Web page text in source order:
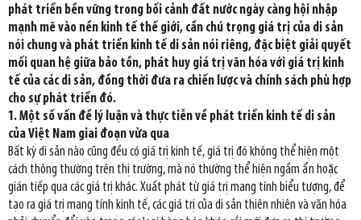
phát triển bền vững trong bối cảnh đất nước ngày càng hội nhập
mạnh mẽ vào nền kinh tế thế giới, cần chú trọng giá trị của di sản
nói chung và phát triển kinh tế di sản nói riêng, đặc biệt giải quyết
mối quan hệ giữa bảo tồn, phát huy giá trị văn hóa với giá trị kinh
tế của các di sản, đồng thời đưa ra chiến lược và chính sách phù hợp
cho sự phát triển đó.
1. Một số vấn đề lý luận và thực tiễn về phát triển kinh tế di sản
của Việt Nam giai đoạn vừa qua
Bất kỳ di sản nào cũng đều có giá trị kinh tế, giá trị đó không thể hiện một
cách thông thường trên thị trường, mà nó thường thể hiện ngầm ẩn hoặc
gián tiếp qua các giá trị khác. Xuất phát từ giá trị mang tính biểu tượng, để
tạo ra giá trị mang tính kinh tế, các giá trị của di sản thiên nhiên và văn hóa